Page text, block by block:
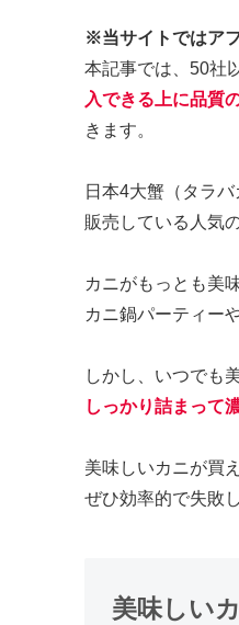
※当サイトではア
本記事では、50社
入できる上に品質
きます。
日本4大蟹（タラ
販売している人気
カニがもっとも美
カニ鍋パーティー
しかし、いつでも
しっかり詰まって
美味しいカニが買
ぜひ効率的で失敗
美味しい